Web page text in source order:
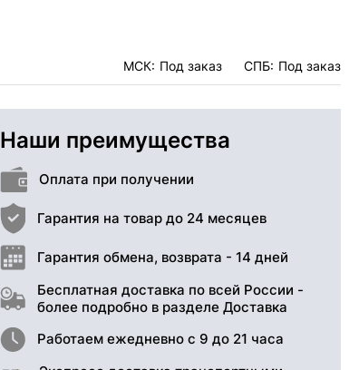
МСК: Под заказ СПБ: Под заказ
Наши преимущества
Оплата при получении
Гарантия на товар до 24 месяцев
Гарантия обмена, возврата - 14 дней
Бесплатная доставка по всей России -
более подробно в разделе Доставка
Работаем ежедневно с 9 до 21 часа